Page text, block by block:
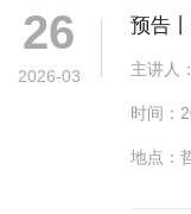
26
2026-03
预告
讲座
论：
主讲人
时间：
地点：